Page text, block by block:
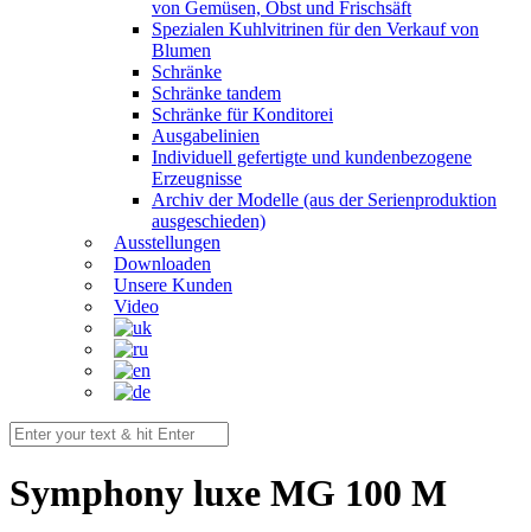
von Gemüsen, Obst und Frischsäft
Spezialen Kuhlvitrinen für den Verkauf von
Blumen
Schränke
Schränke tandem
Schränke für Konditorei
Ausgabelinien
Individuell gefertigte und kundenbezogene
Erzeugnisse
Archiv der Modelle (aus der Serienproduktion
ausgeschieden)
Ausstellungen
Downloaden
Unsere Kunden
Video
Symphony luxe MG 100 M